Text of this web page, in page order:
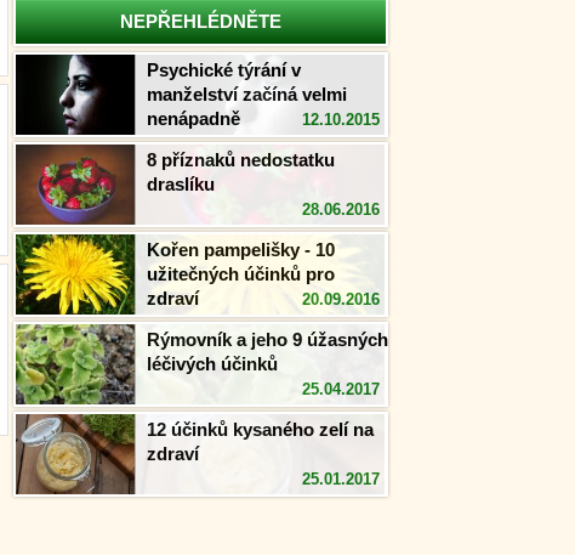
NEPŘEHLÉDNĚTE
Psychické týrání v
manželství začíná velmi
nenápadně
12.10.2015
8 příznaků nedostatku
draslíku
28.06.2016
Kořen pampelišky - 10
užitečných účinků pro
zdraví
20.09.2016
Rýmovník a jeho 9 úžasných
léčivých účinků
25.04.2017
12 účinků kysaného zelí na
zdraví
25.01.2017